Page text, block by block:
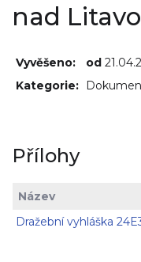
nad
Vyvěšeno: od
Kategorie:
Přílohy
Název
Dražební vyhláška